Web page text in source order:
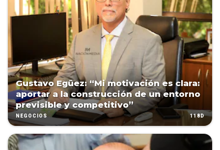
Gustavo Egüez: “Mi motivación es clara:
aportar a la construcción de un entorno
previsible y competitivo”
NEGOCIOS 118D